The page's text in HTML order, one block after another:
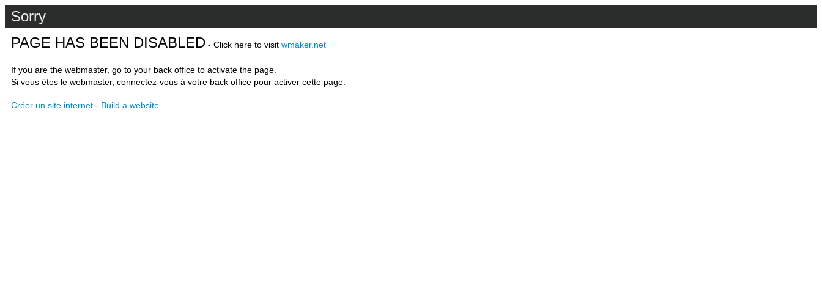
Sorry
PAGE HAS BEEN DISABLED - Click here to visit wmaker.net
If you are the webmaster, go to your back office to activate the page.
Si vous êtes le webmaster, connectez-vous à votre back office pour activer cette page.
Créer un site internet - Build a website